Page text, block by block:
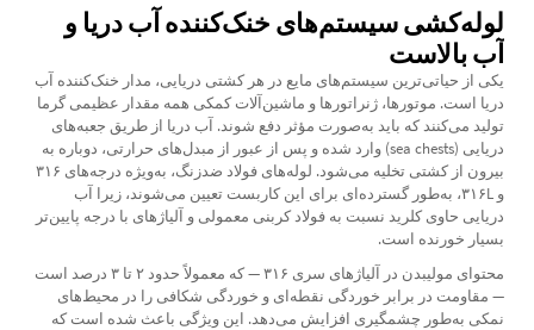
لوله‌کشی سیستم‌های خنک‌کننده آب دریا و
آب بالاست
یکی از حیاتی‌ترین سیستم‌های مایع در هر کشتی دریایی، مدار خنک‌کننده آب
دریا است. موتورها، ژنراتورها و ماشین‌آلات کمکی همه مقدار عظیمی گرما
تولید می‌کنند که باید به‌صورت مؤثر دفع شوند. آب دریا از طریق جعبه‌های
دریایی (sea chests) وارد شده و پس از عبور از مبدل‌های حرارتی، دوباره به
بیرون از کشتی تخلیه می‌شود. لوله‌های فولاد ضدزنگ، به‌ویژه درجه‌های ۳۱۶
و ۳۱۶L، به‌طور گسترده‌ای برای این کاربست تعیین می‌شوند، زیرا آب
دریایی حاوی کلرید نسبت به فولاد کربنی معمولی و آلیاژهای با درجه پایین‌تر
بسیار خورنده است.
محتوای مولیبدن در آلیاژهای سری ۳۱۶ — که معمولاً حدود ۲ تا ۳ درصد است
— مقاومت در برابر خوردگی نقطه‌ای و خوردگی شکافی را در محیط‌های
نمکی به‌طور چشمگیری افزایش می‌دهد. این ویژگی باعث شده است که